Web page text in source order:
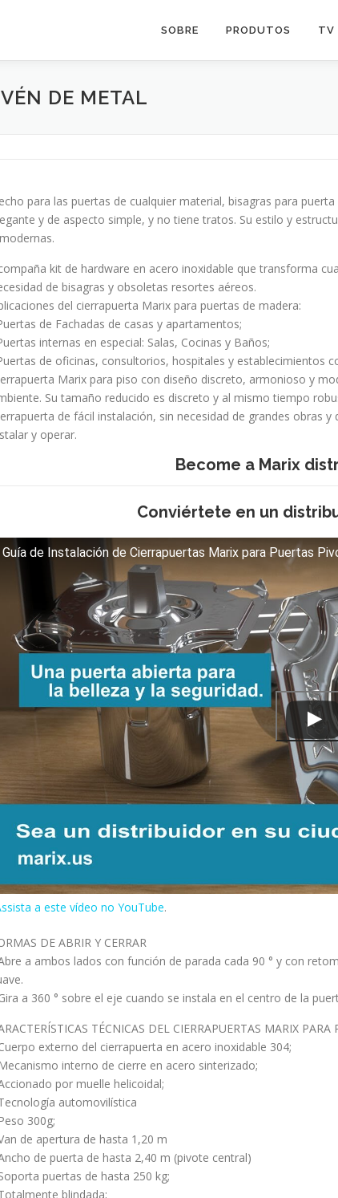
SOBRE PRODUTOS TV
DE METAL
para las puertas de cualquier material, bisagras para
y de aspecto simple, y no tiene tratos. Su estilo y
kit de hardware en acero inoxidable que transforma
de bisagras y obsoletas resortes aéreos.
del cierrapuerta Marix para puertas de madera:
de Fachadas de casas y apartamentos;
internas en especial: Salas, Cocinas y Baños;
de oficinas, consultorios, hospitales y establecimientos
Marix para piso con diseño discreto, armonioso y
Su tamaño reducido es discreto y al mismo tiempo
de fácil instalación, sin necesidad de grandes obras
y operar.
Become a Marix
Conviértete en un
Guía de Instalación de Cierrapuertas Marix para Puertas
a este vídeo no YouTube.
DE ABRIR Y CERRAR
a ambos lados con función de parada cada 90 ° y con
a 360 ° sobre el eje cuando se instala en el centro de la
TÉCNICAS DEL CIERRAPUERTAS MARIX
externo del cierrapuerta en acero inoxidable 304;
interno de cierre en acero sinterizado;
por muelle helicoidal;
automovilística
300g;
de apertura de hasta 1,20 m
de puerta de hasta 2,40 m (pivote central)
puertas de hasta 250 kg;
blindada;